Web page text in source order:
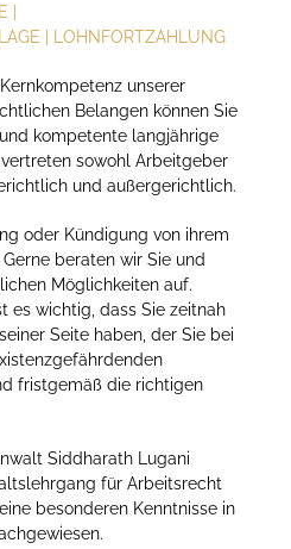
|
| LOHNFORTZAHLUNG
unserer
Belangen können Sie
kompetente langjährige
sowohl Arbeitgeber
und außergerichtlich.
oder Kündigung von ihrem
beraten wir Sie und
Möglichkeiten auf.
es wichtig, dass Sie zeitnah
Seite haben, der Sie bei
fristgemäß die richtigen
Siddharath Lugani
für Arbeitsrecht
besonderen Kenntnisse in